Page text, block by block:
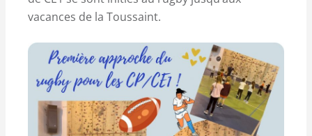
vacances de la Toussaint.